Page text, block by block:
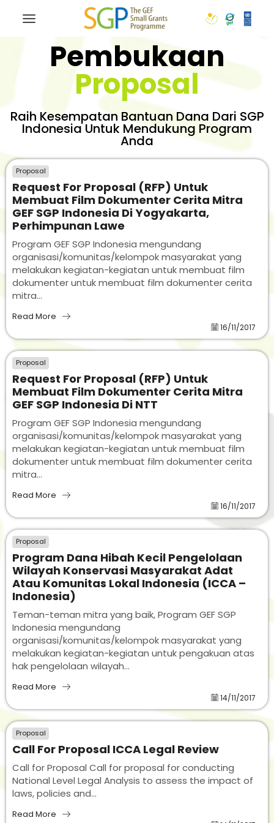
Pembukaan
Proposal
Raih Kesempatan Bantuan Dana Dari SGP
Indonesia Untuk Mendukung Program
Anda
Proposal
Request For Proposal (RFP) Untuk
Membuat Film Dokumenter Cerita Mitra
GEF SGP Indonesia Di Yogyakarta,
Perhimpunan Lawe
Program GEF SGP Indonesia mengundang
organisasi/komunitas/kelompok masyarakat yang
melakukan kegiatan-kegiatan untuk membuat film
dokumenter untuk membuat film dokumenter cerita
mitra...
Read More
16/11/2017
Proposal
Request For Proposal (RFP) Untuk
Membuat Film Dokumenter Cerita Mitra
GEF SGP Indonesia Di NTT
Program GEF SGP Indonesia mengundang
organisasi/komunitas/kelompok masyarakat yang
melakukan kegiatan-kegiatan untuk membuat film
dokumenter untuk membuat film dokumenter cerita
mitra...
Read More
16/11/2017
Proposal
Program Dana Hibah Kecil Pengelolaan
Wilayah Konservasi Masyarakat Adat
Atau Komunitas Lokal Indonesia (ICCA –
Indonesia)
Teman-teman mitra yang baik, Program GEF SGP
Indonesia mengundang
organisasi/komunitas/kelompok masyarakat yang
melakukan kegiatan-kegiatan untuk pengakuan atas
hak pengelolaan wilayah...
Read More
14/11/2017
Proposal
Call For Proposal ICCA Legal Review
Call for Proposal Call for proposal for conducting
National Level Legal Analysis to assess the impact of
laws, policies and...
Read More